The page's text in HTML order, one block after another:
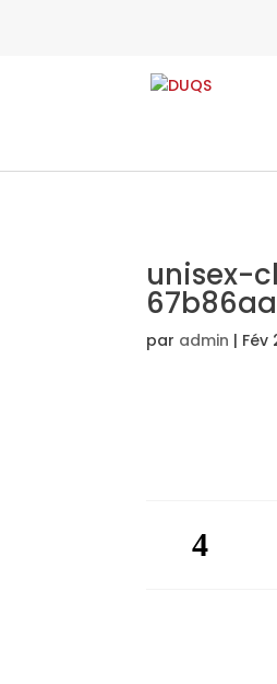
unisex-
par admin | Fév